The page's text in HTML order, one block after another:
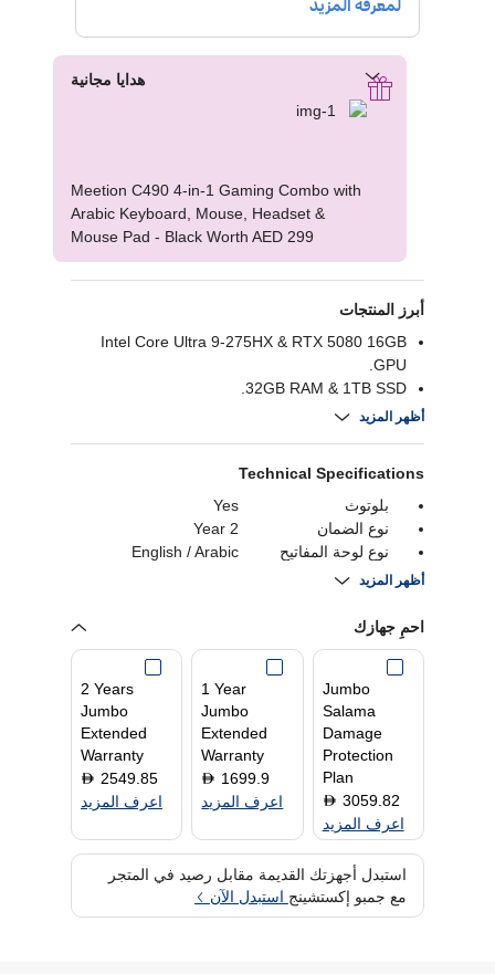
هدايا مجانية
Meetion C490 4-in-1 Gaming Combo with
Arabic Keyboard, Mouse, Headset &
Mouse Pad - Black Worth AED 299
أبرز المنتجات
Intel Core Ultra 9-275HX & RTX 5080 16GB
GPU.
32GB RAM & 1TB SSD.
18" 2.5K 240Hz display with HDR.
أظهر المزيد
Technical Specifications
بلوتوث
Yes
نوع الضمان
2 Year
نوع لوحة المفاتيح
English / Arabic
سرعة ساعة المعالج
ذاكرة التخزين المؤقت
معدل تحديث الشاشة
240 Hz
شاشة لمسية
No
الرامات " الذاكرة
العشوائية في الهواتف
والحواسيب "
32 GB
معالج الرسوميات
NVIDIA GeForce
RTX 5080
حجم الشاشة
18 Inch
قدرة البطارية
90 Wh
نظام التشغيل
Windows 11 Home
نوع العرض
WQXGA
أظهر المزيد
احمِ جهازك
Jumbo
Salama
Damage
Protection
Plan
D 3059.82
اعرف المزيد
1 Year
Jumbo
Extended
Warranty
D 1699.9
اعرف المزيد
2 Years
Jumbo
Extended
Warranty
D 2549.85
اعرف المزيد
استبدل أجهزتك القديمة مقابل رصيد في المتجر
مع جمبو إكستشينج استبدل الآن